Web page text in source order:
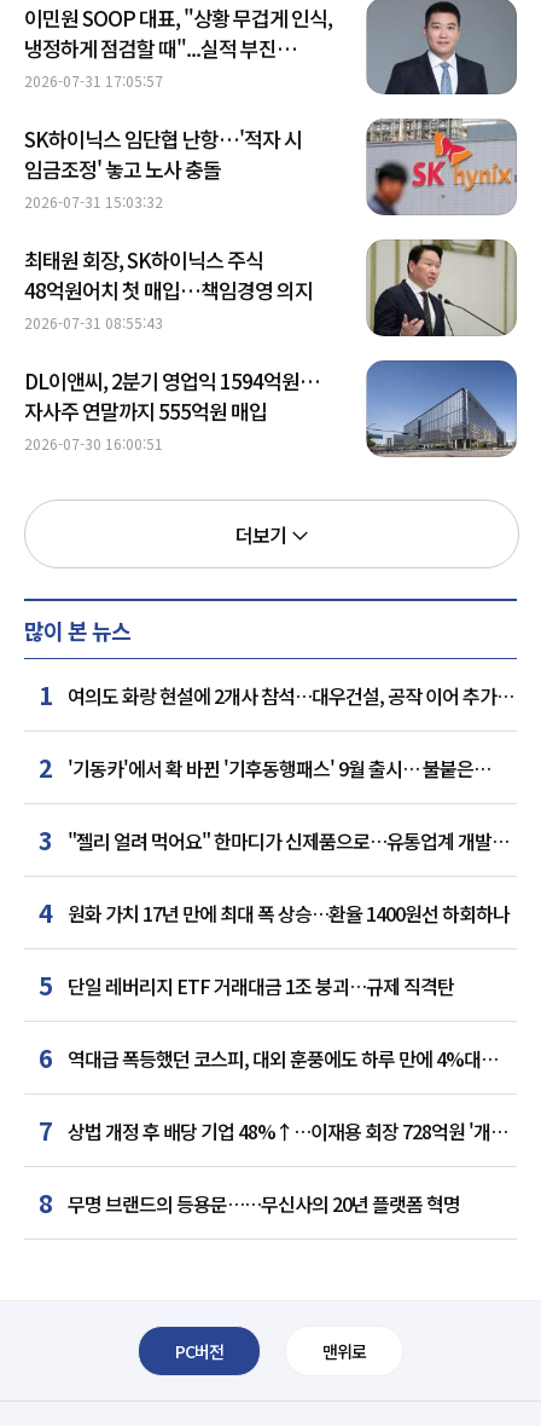
이민원 SOOP 대표, "상황 무겁게 인식,
냉정하게 점검할 때"...실적 부진
원인으로 세무조사
2026-07-31 17:05:57
SK하이닉스 임단협 난항…'적자 시
임금조정' 놓고 노사 충돌
2026-07-31 15:03:32
최태원 회장, SK하이닉스 주식
48억원어치 첫 매입…책임경영 의지
2026-07-31 08:55:43
DL이앤씨, 2분기 영업익 1594억원…
자사주 연말까지 555억원 매입
2026-07-30 16:00:51
더보기
많이 본 뉴스
1 여의도 화랑 현설에 2개사 참석…대우건설, 공작 이어 추가
거점 확보하나
2 '기동카'에서 확 바뀐 '기후동행패스' 9월 출시… 불붙은
카드사 경쟁
3
"젤리 얼려 먹어요" 한마디가 신제품으로…유통업계 개발실
된 SNS
4 원화 가치 17년 만에 최대 폭 상승…환율 1400원선 하회하나
5 단일 레버리지 ETF 거래대금 1조 붕괴…규제 직격탄
6 역대급 폭등했던 코스피, 대외 훈풍에도 하루 만에 4%대
급락
7 상법 개정 후 배당 기업 48%↑…이재용 회장 728억원 '개인
최다'
8 무명 브랜드의 등용문……무신사의 20년 플랫폼 혁명
PC버전 맨위로